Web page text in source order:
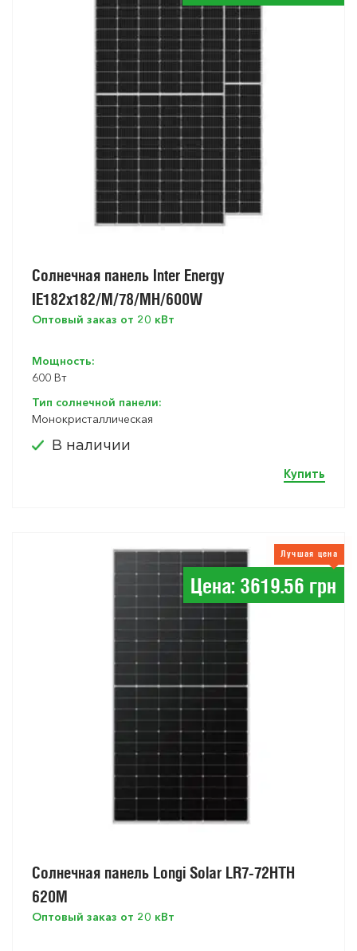
Солнечная панель Inter Energy
IE182x182/M/78/MH/600W
Оптовый заказ от 20 кВт
Мощность:
600 Вт
Тип солнечной панели:
Монокристаллическая
В наличии
Купить
Цена: 3619.56 грн
Лучшая цена
Солнечная панель Longi Solar LR7-72HTH
620M
Оптовый заказ от 20 кВт